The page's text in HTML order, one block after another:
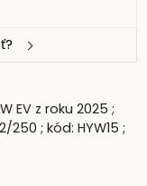
EV z roku 2025 ;
; kód: HYW15 ;